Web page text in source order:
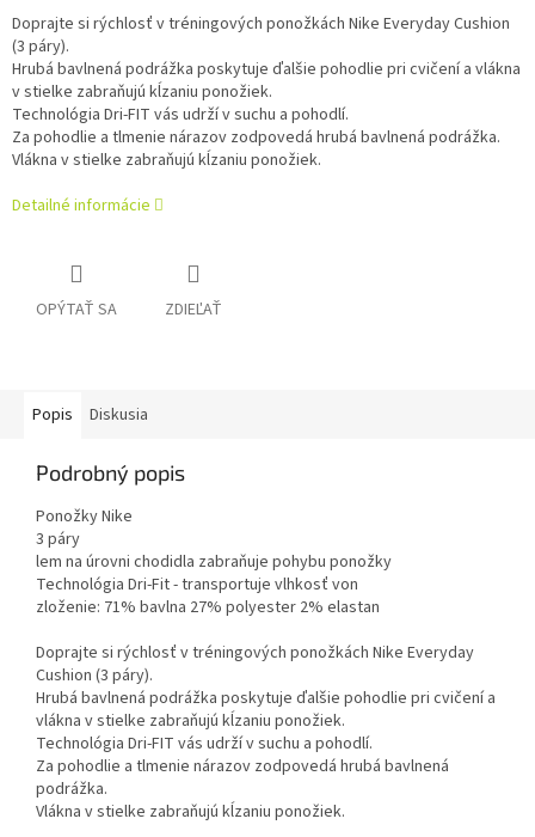
Doprajte si rýchlosť v tréningových ponožkách Nike Everyday Cushion
(3 páry).
Hrubá bavlnená podrážka poskytuje ďalšie pohodlie pri cvičení a vlákna
v stielke zabraňujú kĺzaniu ponožiek.
Technológia Dri-FIT vás udrží v suchu a pohodlí.
Za pohodlie a tlmenie nárazov zodpovedá hrubá bavlnená podrážka.
Vlákna v stielke zabraňujú kĺzaniu ponožiek.
Detailné informácie
OPÝTAŤ SA ZDIEĽAŤ
Popis Diskusia
Podrobný popis
Ponožky Nike
3 páry
lem na úrovni chodidla zabraňuje pohybu ponožky
Technológia Dri-Fit - transportuje vlhkosť von
zloženie: 71% bavlna 27% polyester 2% elastan
Doprajte si rýchlosť v tréningových ponožkách Nike Everyday
Cushion (3 páry).
Hrubá bavlnená podrážka poskytuje ďalšie pohodlie pri cvičení a
vlákna v stielke zabraňujú kĺzaniu ponožiek.
Technológia Dri-FIT vás udrží v suchu a pohodlí.
Za pohodlie a tlmenie nárazov zodpovedá hrubá bavlnená
podrážka.
Vlákna v stielke zabraňujú kĺzaniu ponožiek.